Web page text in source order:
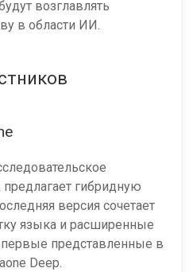
возглавлять
в области ИИ.
предлагает гибридную
версия сочетает
языка и расширенные
представленные в
Deep.